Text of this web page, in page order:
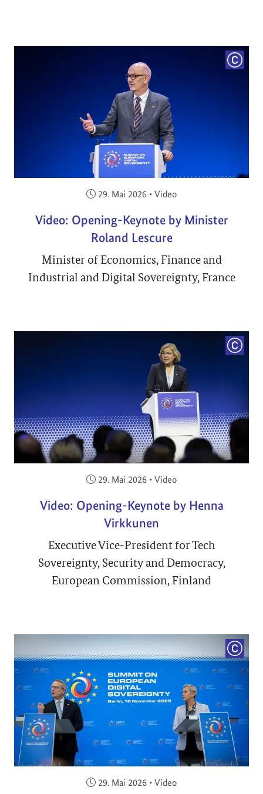
Veröffentlicht am:
29. Mai 2026 • Video
Video: Opening-Keynote by Minister
Roland Lescure
Minister of Economics, Finance and
Industrial and Digital Sovereignty, France
Veröffentlicht am:
29. Mai 2026 • Video
Video: Opening-Keynote by Henna
Virkkunen
Executive Vice-President for Tech
Sovereignty, Security and Democracy,
European Commission, Finland
Veröffentlicht am:
29. Mai 2026 • Video